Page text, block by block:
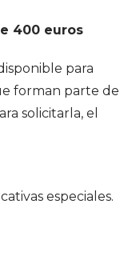
400 euros
para
forman parte de
solicitarla, el
especiales.